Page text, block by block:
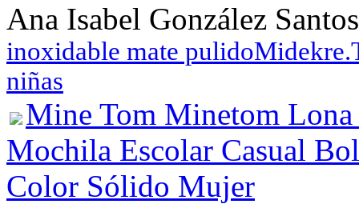
Ana Isabel González Santos
inoxidable mate pulido
niñas
Mine Tom Minetom
Mochila Escolar Casual
Color Sólido Mujer